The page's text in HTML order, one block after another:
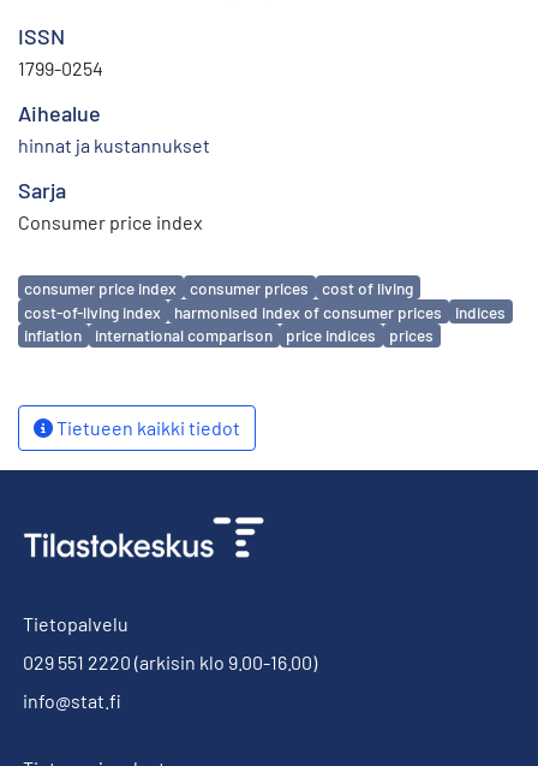
ISSN
1799-0254
Aihealue
hinnat ja kustannukset
Sarja
Consumer price index
Avainsanat
consumer price index consumer prices
cost of living
cost-of-living index
harmonised index of consumer prices
indices
inflation
international comparison price indices prices
Tietueen kaikki tiedot
Tietopalvelu
029 551 2220 (arkisin klo 9.00-16.00)
info@stat.fi